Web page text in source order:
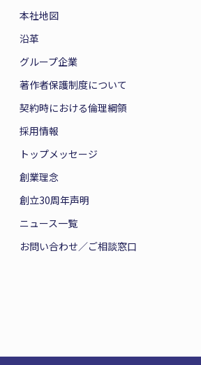
本社地図
沿革
グループ企業
著作者保護制度について
契約時における倫理綱領
採用情報
トップメッセージ
創業理念
創立30周年声明
ニュース一覧
お問い合わせ／ご相談窓口